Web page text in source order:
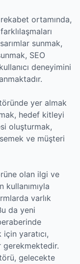
ortamında,
sunmak,
SEO
deneyimini
yer almak
hedef kitleyi
oluşturmak,
ve müşteri
olan ilgi ve
kullanımıyla
varlık
da yeni
yaratıcı,
gerekmektedir.
gelecekte